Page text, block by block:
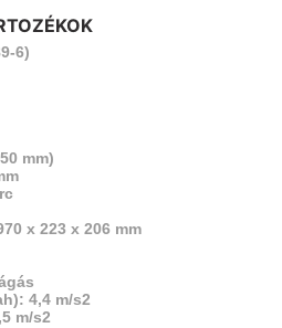
6)
mm)
x 223 x 206 mm
4,4 m/s2
m/s2